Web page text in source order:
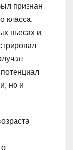
признан
класса.
пьесах и
но и